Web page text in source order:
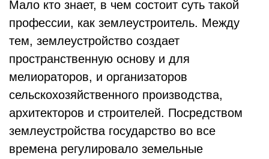
Мало кто знает, в чем состоит суть такой
профессии, как землеустроитель. Между
тем, землеустройство создает
пространственную основу и для
мелиораторов, и организаторов
сельскохозяйственного производства,
архитекторов и строителей. Посредством
землеустройства государство во все
времена регулировало земельные